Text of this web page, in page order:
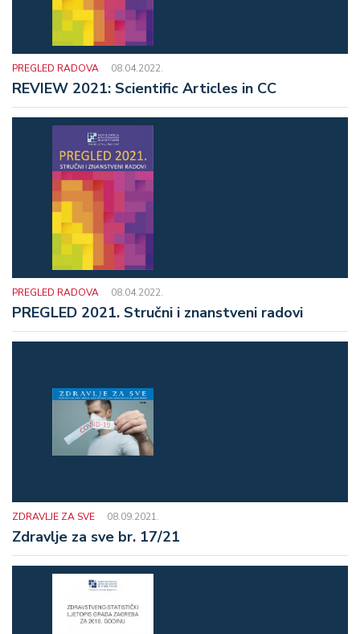
PREGLED RADOVA 08.04.2022.
REVIEW 2021: Scientific Articles in CC
PREGLED RADOVA 08.04.2022.
PREGLED 2021. Stručni i znanstveni radovi
ZDRAVLJE ZA SVE 08.09.2021.
Zdravlje za sve br. 17/21